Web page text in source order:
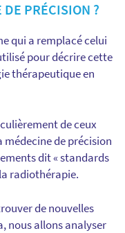
DE PRÉCISION ?
qui a remplacé celui
pour décrire cette
thérapeutique en
de ceux
médecine de précision
dit « standards
radiothérapie.
de nouvelles
nous allons analyser